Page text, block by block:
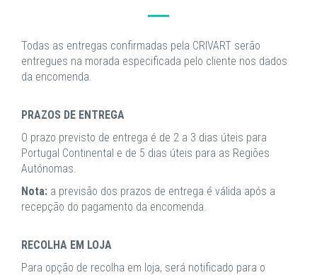
Todas as entregas confirmadas pela CRIVART serão
entregues na morada especificada pelo cliente nos dados
da encomenda.
PRAZOS DE ENTREGA
O prazo previsto de entrega é de 2 a 3 dias úteis para
Portugal Continental e de 5 dias úteis para as Regiões
Autónomas.
Nota: a previsão dos prazos de entrega é válida após a
recepção do pagamento da encomenda.
RECOLHA EM LOJA
Para opção de recolha em loja, será notificado para o